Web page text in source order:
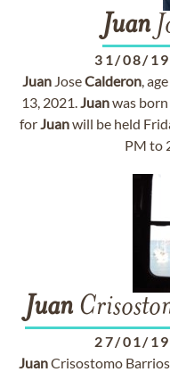
Juan
31/08/
Juan JoseCalderon,
13, 2021.Juanwas born
forJuanwill be held
PM to
Juan
27/01/
JuanCrisostomo Barrios